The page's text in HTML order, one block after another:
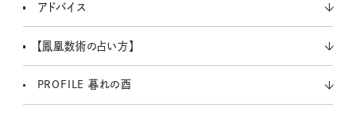
アドバイス
【鳳凰数術の占い方】
PROFILE 暮れの酉